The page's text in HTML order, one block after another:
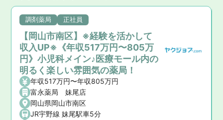
調剤薬局 正社員
【岡山市南区】※経験を活かして
収入UP※《年収517万円〜805万
円》小児科メイン♪医療モール内の
明るく楽しい雰囲気の薬局！
年収517万円〜年収805万円
富永薬局 妹尾店
岡山県岡山市南区
JR宇野線 妹尾駅車5分